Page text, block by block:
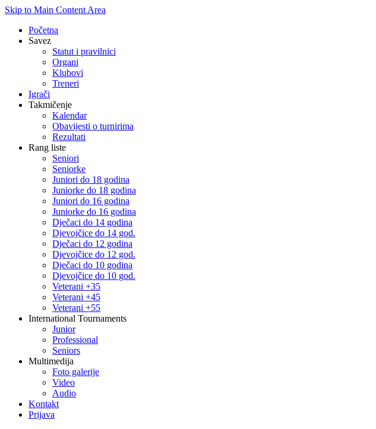
Skip to Main Content Area
Početna
Savez
Statut i pravilnici
Organi
Klubovi
Treneri
Igrači
Takmičenje
Kalendar
Obavijesti o turnirima
Rezultati
Rang liste
Seniori
Seniorke
Juniori do 18 godina
Juniorke do 18 godina
Juniori do 16 godina
Juniorke do 16 godina
Dječaci do 14 godina
Djevojčice do 14 god.
Dječaci do 12 godina
Djevojčice do 12 god.
Dječaci do 10 godina
Djevojčice do 10 god.
Veterani +35
Veterani +45
Veterani +55
International Tournaments
Junior
Professional
Seniors
Multimedija
Foto galerije
Video
Audio
Kontakt
Prijava